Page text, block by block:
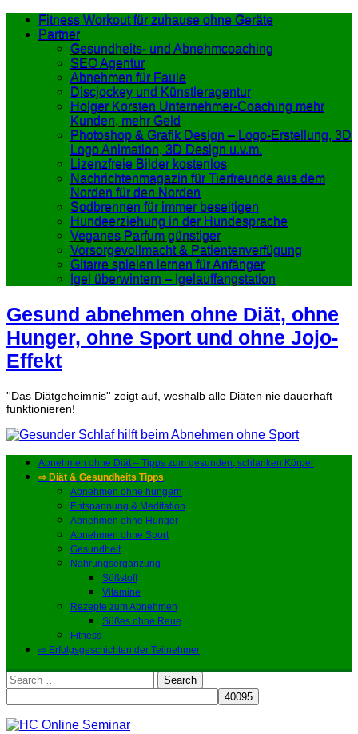
Fitness Workout für zuhause ohne Geräte
Partner
Gesundheits- und Abnehmcoaching
SEO Agentur
Abnehmen für Faule
Discjockey und Künstleragentur
Holger Korsten Unternehmer-Coaching mehr
Kunden, mehr Geld
Photoshop & Grafik Design – Logo-Erstellung, 3D
Logo Animation, 3D Design u.v.m.
Lizenzfreie Bilder kostenlos
Nachrichtenmagazin für Tierfreunde aus dem
Norden für den Norden
Sodbrennen für immer beseitigen
Hundeerziehung in der Hundesprache
Veganes Parfum günstiger
Vorsorgevollmacht & Patientenverfügung
Gitarre spielen lernen für Anfänger
Igel überwintern – Igelauffangstation
Gesund abnehmen ohne Diät, ohne
Hunger, ohne Sport und ohne Jojo-
Effekt
''Das Diätgeheimnis'' zeigt auf, weshalb alle Diäten nie dauerhaft
funktionieren!
Abnehmen ohne Diät – Tipps zum gesunden, schlanken Körper
⇨ Diät & Gesundheits Tipps
Abnehmen ohne hungern
Entspannung & Meditation
Abnehmen ohne Hunger
Abnehmen ohne Sport
Gesundheit
Nahrungsergänzung
Süßstoff
Vitamine
Rezepte zum Abnehmen
Süßes ohne Reue
Fitness
⇨ Erfolgsgeschichten der Teilnehmer
Search
for: